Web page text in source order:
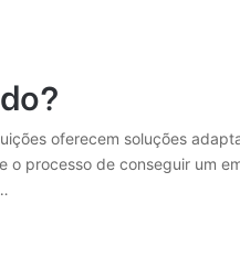
oferecem soluções
processo de conseguir um